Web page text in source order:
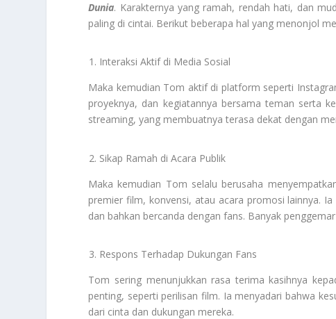
Dunia. Karakternya yang ramah, rendah hati, dan
paling di cintai. Berikut beberapa hal yang menonjol
Interaksi Aktif di Media Sosial
Maka kemudian Tom aktif di platform seperti
proyeknya, dan kegiatannya bersama teman serta
streaming, yang membuatnya terasa dekat dengan
Sikap Ramah di Acara Publik
Maka kemudian Tom selalu berusaha
premier film, konvensi, atau acara promosi lainnya.
dan bahkan bercanda dengan fans. Banyak
Respons Terhadap Dukungan Fans
Tom sering menunjukkan rasa terima kasihnya
penting, seperti perilisan film. Ia menyadari bahwa
dari cinta dan dukungan mereka.